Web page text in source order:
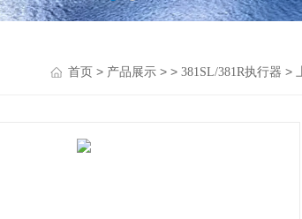
首页 > 产品展示 > > 381SL/381R执行器 >